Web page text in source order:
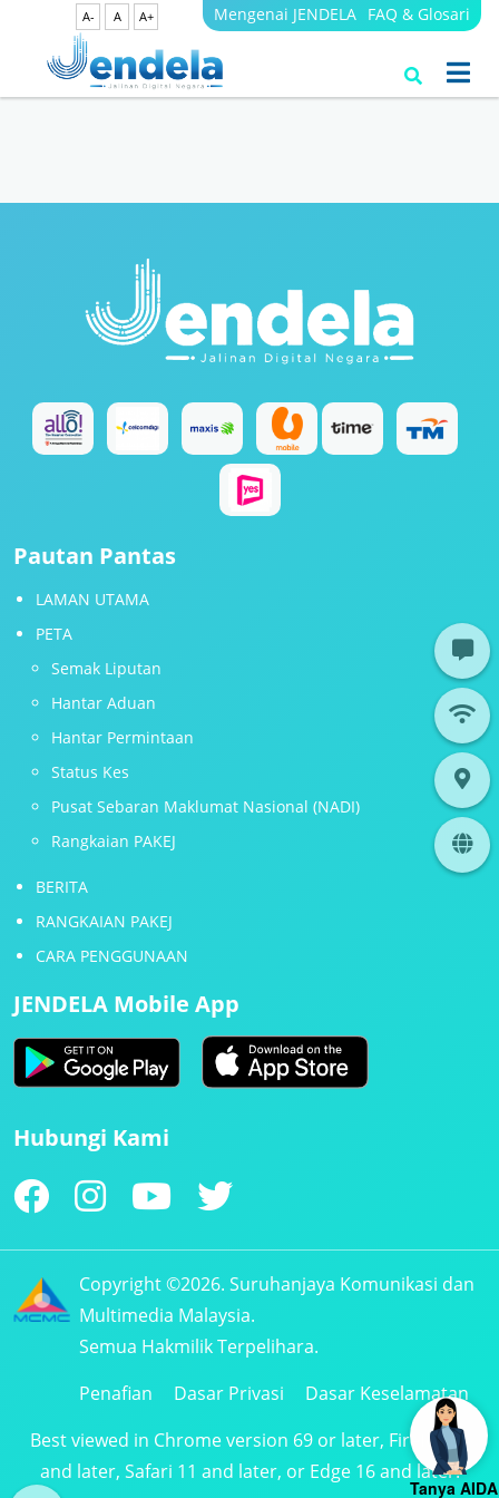
A- A A+ Mengenai JENDELA FAQ & Glosari
Search Results
Pautan Pantas
LAMAN UTAMA
PETA
Semak Liputan
Hantar Aduan
Hantar Permintaan
Status Kes
Pusat Sebaran Maklumat Nasional (NADI)
Rangkaian PAKEJ
BERITA
RANGKAIAN PAKEJ
CARA PENGGUNAAN
JENDELA Mobile App
Hubungi Kami
Copyright ©2026. Suruhanjaya Komunikasi dan
Multimedia Malaysia.
Semua Hakmilik Terpelihara.
Penafian
Dasar Privasi
Dasar Keselamatan
Best viewed in Chrome version 69 or later, Firefox 61
and later, Safari 11 and later, or Edge 16 and later.